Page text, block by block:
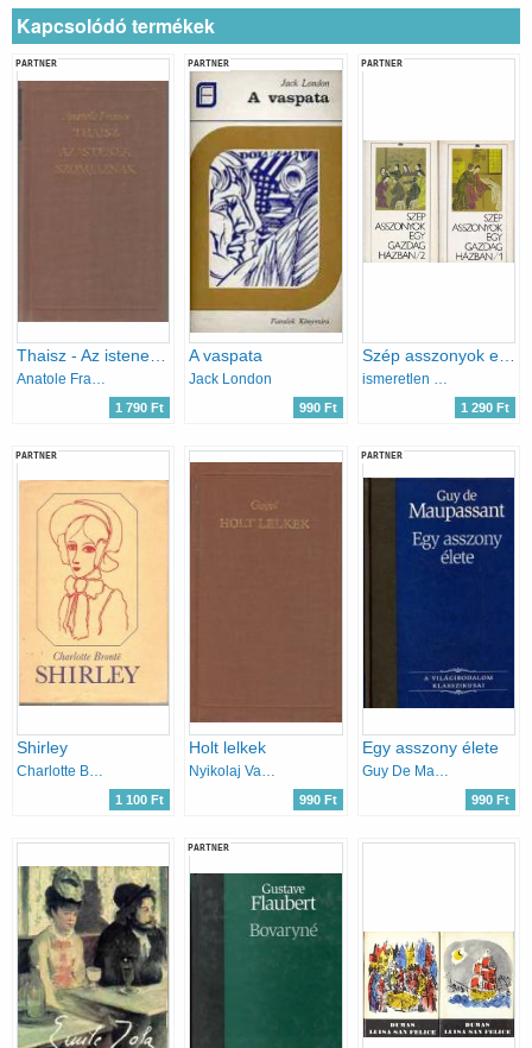
Kapcsolódó termékek
PARTNER
Thaisz - Az istenek szomjaznak
Anatole France
1 790 Ft
PARTNER
A vaspata
Jack London
990 Ft
PARTNER
Szép asszonyok egy gazdag házban I-II.
ismeretlen kínai szerző
1 290 Ft
PARTNER
Shirley
Charlotte Brontë
1 100 Ft
Holt lelkek
Nyikolaj Vasziljevics Gogol
990 Ft
PARTNER
Egy asszony élete
Guy De Maupassant
990 Ft
PARTNER